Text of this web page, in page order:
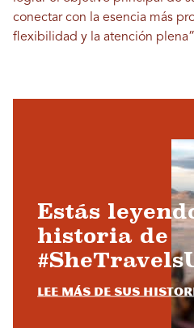
conectar con la esencia más
flexibilidad y la atención
Estás
historia de
Lee más de sus